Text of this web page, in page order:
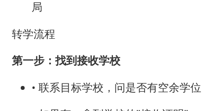
局
转学流程
第一步：找到接收学校
• 联系目标学校，问是否有空余学位